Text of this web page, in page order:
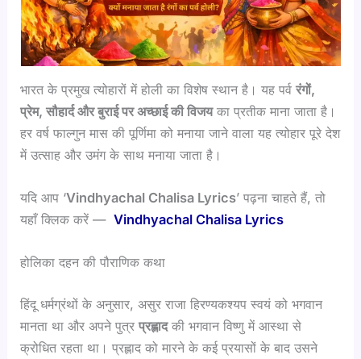
भारत के प्रमुख त्योहारों में होली का विशेष स्थान है। यह पर्वरंगों,
प्रेम, सौहार्द और बुराई पर अच्छाई की विजयका प्रतीक माना जाता है।
हर वर्ष फाल्गुन मास की पूर्णिमा को मनाया जाने वाला यह त्योहार पूरे देश
में उत्साह और उमंग के साथ मनाया जाता है।
यदि आप ‘Vindhyachal Chalisa Lyrics’ पढ़ना चाहते हैं, तो
यहाँ क्लिक करें —Vindhyachal Chalisa Lyrics
होलिका दहन की पौराणिक कथा
हिंदू धर्मग्रंथों के अनुसार, असुर राजा हिरण्यकश्यप स्वयं को भगवान
मानता था और अपने पुत्रप्रह्लादकी भगवान विष्णु में आस्था से
क्रोधित रहता था। प्रह्लाद को मारने के कई प्रयासों के बाद उसने